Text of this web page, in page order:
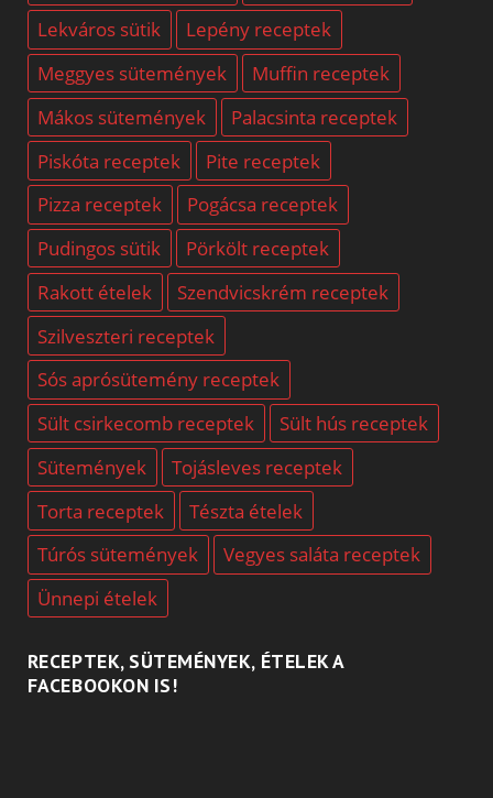
Lekváros sütik
Lepény receptek
Meggyes sütemények
Muffin receptek
Mákos sütemények
Palacsinta receptek
Piskóta receptek
Pite receptek
Pizza receptek
Pogácsa receptek
Pudingos sütik
Pörkölt receptek
Rakott ételek
Szendvicskrém receptek
Szilveszteri receptek
Sós aprósütemény receptek
Sült csirkecomb receptek
Sült hús receptek
Sütemények
Tojásleves receptek
Torta receptek
Tészta ételek
Túrós sütemények
Vegyes saláta receptek
Ünnepi ételek
RECEPTEK, SÜTEMÉNYEK, ÉTELEK A
FACEBOOKON IS!